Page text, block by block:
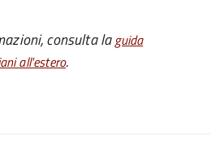
consulta laguida
all'estero.